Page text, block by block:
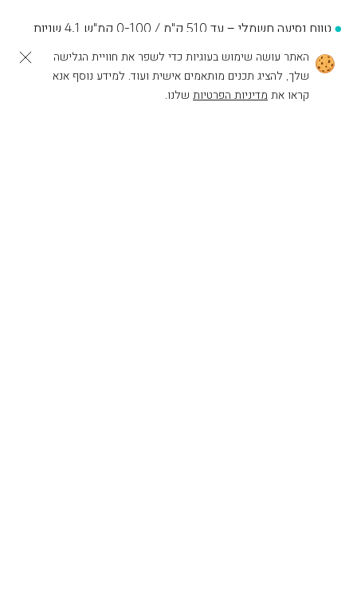
טווח נסיעה חשמלי – עד 510 ק"מ / 0-100 קמ"ש 4.1 שניות
הספק מרבי (כ"ס) 653 כ"ס / Intelligent E-AWD
מערך בטיחות – Aquila Technology
לפעולות נוספות
האתר עושה שימוש בעוגיות כדי לשפר את חוויית הגלישה
שלך, להציג תכנים מותאמים אישית ועוד. למידע נוסף אנא
קראו את מדיניות הפרטיות שלנו.